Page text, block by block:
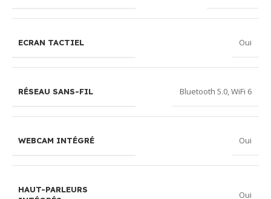
ECRAN TACTIEL Oui
RÉSEAU SANS-FIL Bluetooth 5.0,WiFi 6
WEBCAM INTÉGRÉ Oui
HAUT-PARLEURS
Oui